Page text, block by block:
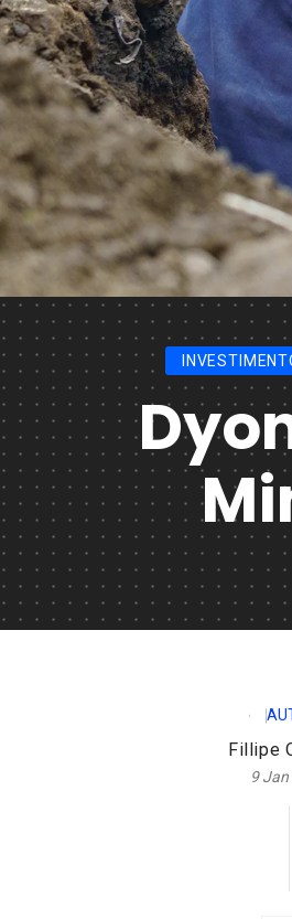
Fillipe
9